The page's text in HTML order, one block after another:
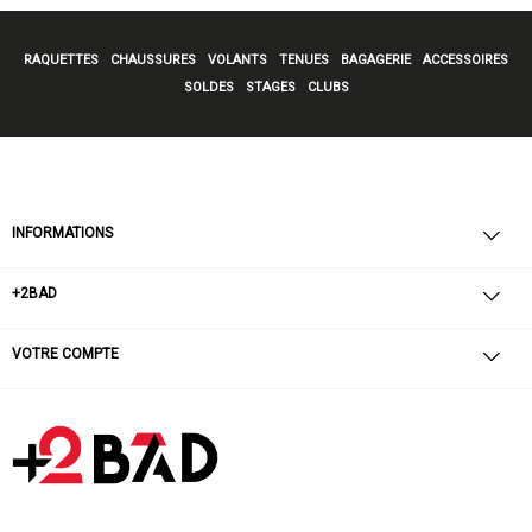
RAQUETTES CHAUSSURES VOLANTS TENUES BAGAGERIE
ACCESSOIRES
SOLDES
STAGES CLUBS
INFORMATIONS
+2BAD
VOTRE COMPTE